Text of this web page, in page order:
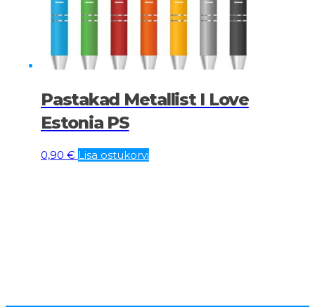
Pastakad Metallist I Love
Estonia PS
0,90 € Lisa ostukorvi